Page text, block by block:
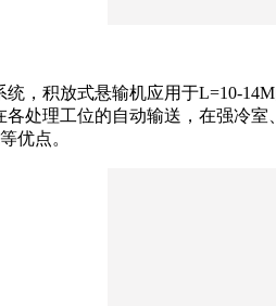
，积放式悬输机应用于L=10-
处理工位的自动输送，在强冷
优点。